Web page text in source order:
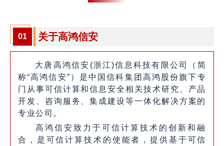
01 关于高鸿信安
大唐高鸿信安(浙江)信息科技有限公司（简
称“高鸿信安”）是中国信科集团高鸿股份旗下专
门从事可信计算和信息安全相关技术研究、产品
开发、咨询服务、集成建设等一体化解决方案的
专业公司。
高鸿信安致力于可信计算技术的创新和融
合，是可信计算技术的使能者，提供基于可信